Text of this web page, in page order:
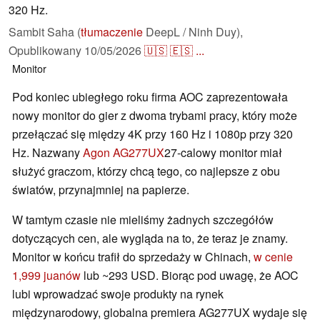
320 Hz.
Sambit Saha (tłumaczenie DeepL / Ninh Duy),
Opublikowany 10/05/2026🇺🇸🇪🇸 ...
Monitor
Pod koniec ubiegłego roku firma AOC zaprezentowała
nowy monitor do gier z dwoma trybami pracy, który może
przełączać się między 4K przy 160 Hz i 1080p przy 320
Hz. NazwanyAgon AG277UX27-calowy monitor miał
służyć graczom, którzy chcą tego, co najlepsze z obu
światów, przynajmniej na papierze.
W tamtym czasie nie mieliśmy żadnych szczegółów
dotyczących cen, ale wygląda na to, że teraz je znamy.
Monitor w końcu trafił do sprzedaży w Chinach, w cenie
1,999 juanów lub ~293 USD. Biorąc pod uwagę, że AOC
lubi wprowadzać swoje produkty na rynek
międzynarodowy, globalna premiera AG277UX wydaje się